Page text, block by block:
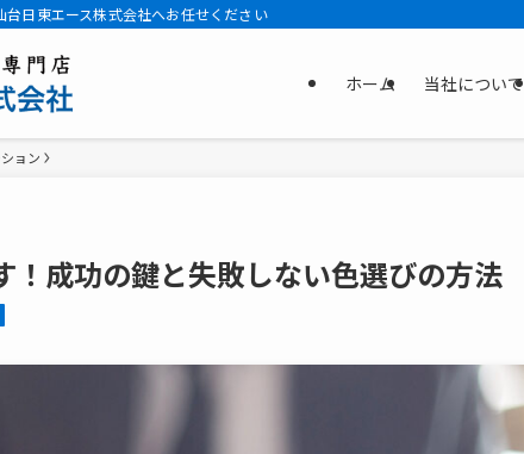
日東エース株式会社へお任せください
ホーム 当社について
ョン
！成功の鍵と失敗しない色選びの方法